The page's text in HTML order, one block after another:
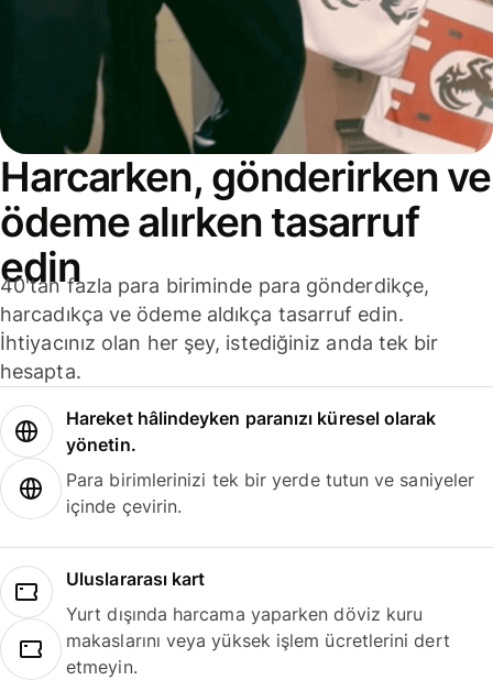
Harcarken, gönderirken ve
ödeme alırken tasarruf
edin
40'tan fazla para biriminde para gönderdikçe,
harcadıkça ve ödeme aldıkça tasarruf edin.
İhtiyacınız olan her şey, istediğiniz anda tek bir
hesapta.
Hareket hâlindeyken paranızı küresel olarak
yönetin.
Para birimlerinizi tek bir yerde tutun ve saniyeler
içinde çevirin.
Uluslararası kart
Yurt dışında harcama yaparken döviz kuru
makaslarını veya yüksek işlem ücretlerini dert
etmeyin.